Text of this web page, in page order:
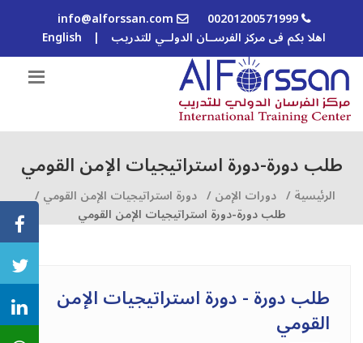
00201200571999
info@alforssan.com
اهلا بكم فى مركز الفرســان الدولــي للتدريب |
English
طلب دورة-دورة استراتيجيات الإمن القومي
الرئيسية / دورات الإمن / دورة استراتيجيات الإمن القومي /
طلب دورة-دورة استراتيجيات الإمن القومي
طلب دورة - دورة استراتيجيات الإمن
القومي